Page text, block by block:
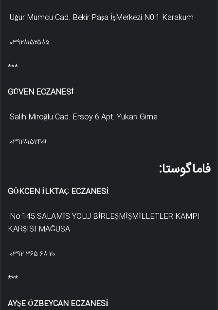
Uğur Mumcu Cad. Bekir Paşa İşMerkezi N0:1 Karakum
۰۳۹۲۸۱۵۲۵۸۵
***
GÜVEN ECZANESİ
Salih Miroğlu Cad. Ersoy 6 Apt. Yukarı Girne
۰۳۹۲۸۱۵۲۴۰۹
فاماگوستا:
GÖKCEN İLKTAÇ ECZANESİ
No:145 SALAMİS YOLU BİRLEŞMİŞMİLLETLER KAMPI
KARŞISI MAĞUSA
۰۳۹۲ ۳۶۵ ۶۸ ۲۰
***
AYŞE ÖZBEYCAN ECZANESİ